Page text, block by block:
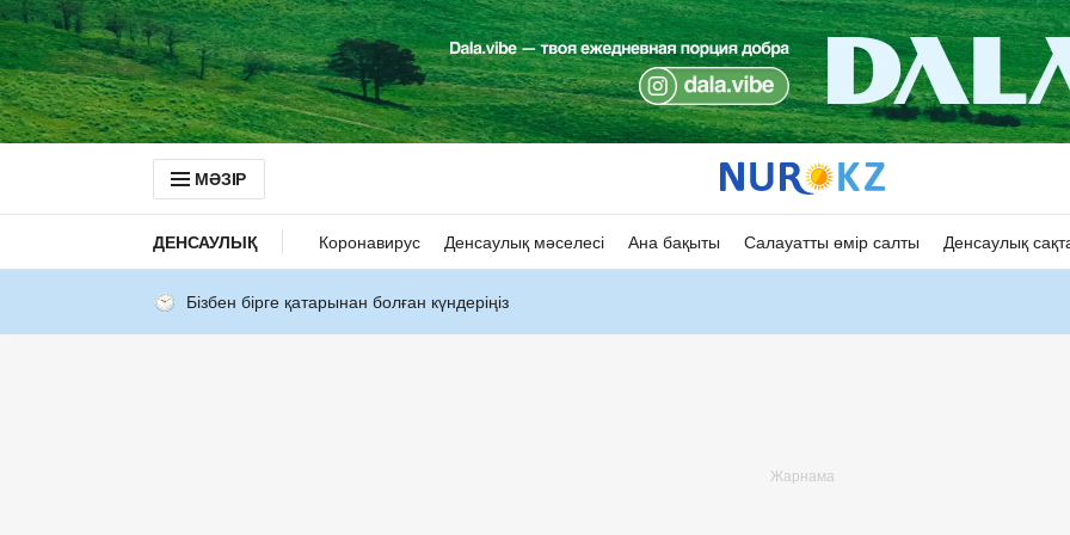
МӘЗІР
ДЕНСАУЛЫҚ Коронавирус Денсаулық мәселесі Ана бақыты Салауатты өмір салты Денсаулық
Бізбен бірге қатарынан болған күндеріңіз